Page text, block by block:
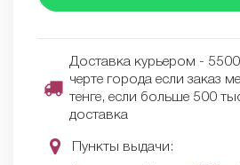
Доставка курьером - 5500
черте города если заказ
тенге, если больше 500
доставка
Пункты выдачи: